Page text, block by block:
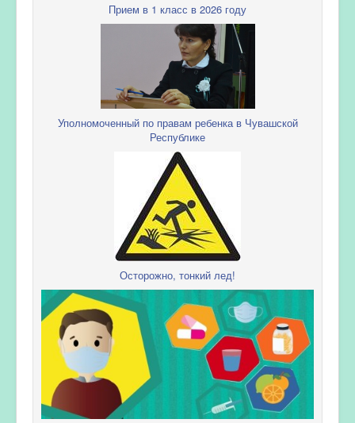
Прием в 1 класс в 2026 году
Уполномоченный по правам ребенка в Чувашской
Республике
Осторожно, тонкий лед!